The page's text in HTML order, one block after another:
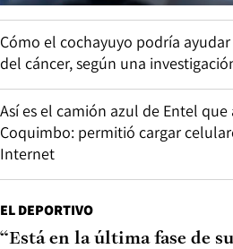
Cómo el cochayuyo podría
del cáncer, según una
Así es el camión azul de Entel
Coquimbo: permitió cargar
Internet
EL DEPORTIVO
“Está en la última fase de